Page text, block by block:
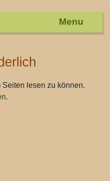
Seiten lesen zu können.
.